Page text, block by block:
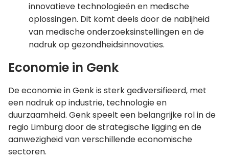
innovatieve technologieën en medische
oplossingen. Dit komt deels door de nabijheid
van medische onderzoeksinstellingen en de
nadruk op gezondheidsinnovaties​.
Economie in Genk
De economie in Genk is sterk gediversifieerd, met
een nadruk op industrie, technologie en
duurzaamheid. Genk speelt een belangrijke rol in de
regio Limburg door de strategische ligging en de
aanwezigheid van verschillende economische
sectoren.